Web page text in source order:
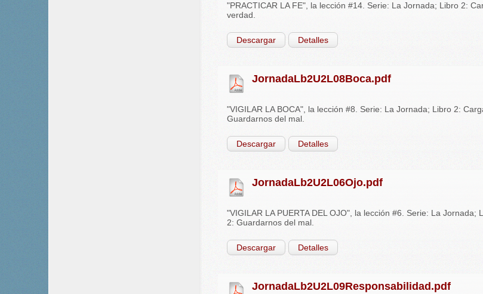
"PRACTICAR LA FE", la lección #14. Serie: La Jornada; Libro 2:
verdad.
Descargar Detalles
JornadaLb2U2L08Boca.pdf
"VIGILAR LA BOCA", la lección #8. Serie: La Jornada; Libro 2:
Guardarnos del mal.
Descargar Detalles
JornadaLb2U2L06Ojo.pdf
"VIGILAR LA PUERTA DEL OJO", la lección #6. Serie: La Jornada;
2: Guardarnos del mal.
Descargar Detalles
JornadaLb2U2L09Responsabilidad.pdf